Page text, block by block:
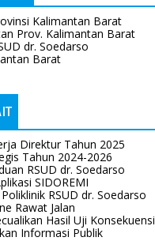
Kalimantan Barat
Prov. Kalimantan Barat
dr. Soedarso
Barat
Direktur Tahun 2025
Tahun 2024-2026
RSUD dr. Soedarso
SIDOREMI
RSUD dr. Soedarso
Rawat Jalan
Hasil Uji Konsekuensi
Informasi Publik